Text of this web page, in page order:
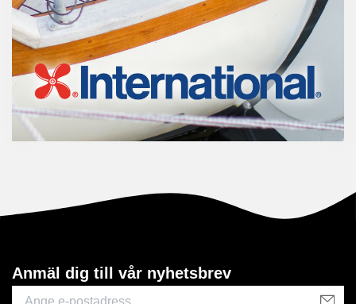
Anmäl dig till vår nyhetsbrev